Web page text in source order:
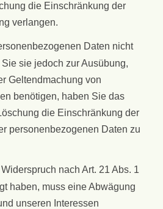
die Einschränkung der
verlangen.
Daten nicht
sie jedoch zur Ausübung,
Geltendmachung von
benötigen, haben Sie das
die Einschränkung der
personenbezogenen Daten zu
nach Art. 21 Abs. 1
haben, muss eine Abwägung
unseren Interessen